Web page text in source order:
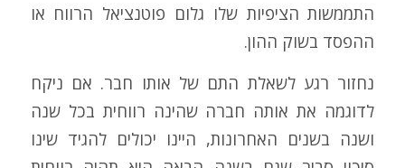
התממשות הציפיות שלו גלום פוטנציאל הרווח או
ההפסד בשוק ההון.
נחזור רגע לשאלת התם של אותו חבר. אם ניקח
לדוגמה את אותה חברה שהינה רווחית בכל שנה
ושנה בשנים האחרונות, היינו יכולים להגיד שינו